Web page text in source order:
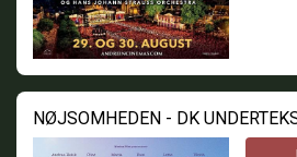
NØJSOMHEDEN - DK